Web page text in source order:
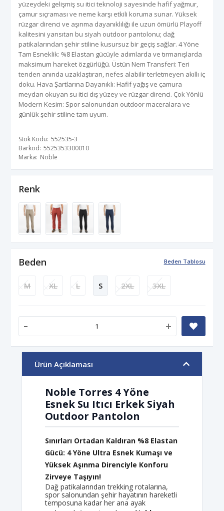
yüzeydeki gelişmiş su itici teknoloji sayesinde hafif yağmur,
çamur sıçraması ve neme karşı etkili koruma sunar. Yüksek
rüzgar direnci ve aşınma dayanıklılığı ile uzun ömürlü Playoff
kalitesini yansıtan bu siyah outdoor pantolonu; dağ
patikalarından şehir stiline kusursuz bir geçiş sağlar. 4 Yöne
Tam Esneklik: %8 Elastan gücüyle adımlarda ve tırmanışlarda
maksimum hareket özgürlüğü. Üstün Nem Transferi: Teri
tenden anında uzaklaştıran, nefes alabilir terletmeyen akıllı iç
doku. Hava Şartlarına Dayanıklı: Hafif yağış ve çamura
meydan okuyan su itici dış yüzey ve rüzgar direnci. Çok Yönlü
Modern Kesim: Spor salonundan outdoor maceralara ve
günlük şehir stiline tam uyum.
Stok Kodu 552535-3
Barkod 5525353300010
Marka Noble
Renk
Beden Tablosu
Beden
M XL L S 2XL 3XL
- +
Ürün Açıklaması
Noble Torres 4 Yöne
Esnek Su Itıcı Erkek Siyah
Outdoor Pantolon
Sınırları Ortadan Kaldıran %8 Elastan
Gücü: 4 Yöne Ultra Esnek Kumaşı ve
Yüksek Aşınma Direnciyle Konforu
Zirveye Taşıyın!
Dağ patikalarından trekking rotalarına,
spor salonundan şehir hayatının hareketli
temposuna kadar her ana ayak